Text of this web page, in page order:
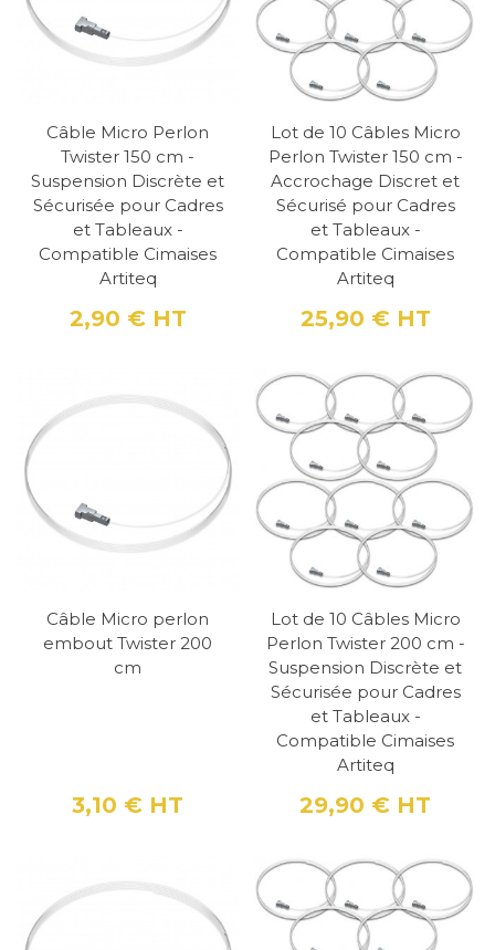
Qu'est-ce que le Câble
Micro Perlon 1 mm avec
Embout Twister ?
Le câble micro perlon est un fil de suspension
transparent, fabriqué en nylon de haute
qualité, d'un diamètre de 1 mm. Sa finesse et
sa transparence le rendent pratiquement
invisible, permettant de mettre en valeur les
œuvres sans distraction visuelle. L'embout
innovant qui facilite l'installation du câble sur
les cimaises tout en garantissant une sécurité
accrue.
Les Avantages du
Système Twister
Grâce à l'embout Twister, l'installation du
câble micro perlon est simplifiée. Il suffit
d'insérer l'embout à n'importe quel point du
rail de la cimaise et de le tourner pour le fixer
solidement. Cette méthode évite le besoin de
offrant ainsi une grande flexibilité lors de
l'installation.
Sécurité Renforcée
Câble Micro Perlon
Twister 150 cm -
Suspension Discrète et
Sécurisée pour Cadres
et Tableaux -
Compatible Cimaises
Artiteq
Prix
2,90 € HT
Lot de 10 Câbles Micro
Perlon Twister 150 cm -
Accrochage Discret et
Sécurisé pour Cadres
et Tableaux -
Compatible Cimaises
Artiteq
Prix
25,90 € HT
Câble Micro perlon
embout Twister 200
cm
Prix
3,10 € HT
Lot de 10 Câbles Micro
Perlon Twister 200 cm -
Suspension Discrète et
Sécurisée pour Cadres
et Tableaux -
Compatible Cimaises
Artiteq
Prix
29,90 € HT